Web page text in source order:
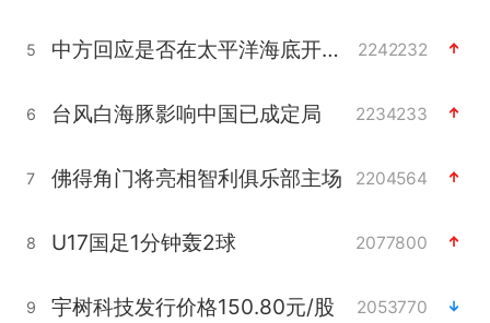
5 中方回应是否在太平洋海底开采稀土 2242232
6 台风白海豚影响中国已成定局 2234233
7 佛得角门将亮相智利俱乐部主场 2204564
8 U17国足1分钟轰2球 2077800
9 宇树科技发行价格150.80元/股 2053770